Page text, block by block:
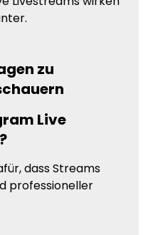
zu
Live
dass Streams
professioneller